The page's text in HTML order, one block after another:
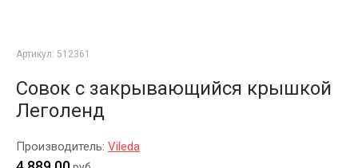
Артикул: 512361
Совок с закрывающийся крышкой
Леголенд
Производитель: Vileda